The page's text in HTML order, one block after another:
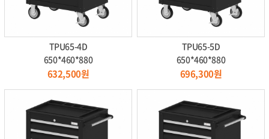
TPU65-4D
650*460*880
632,500원
TPU65-5D
650*460*880
696,300원